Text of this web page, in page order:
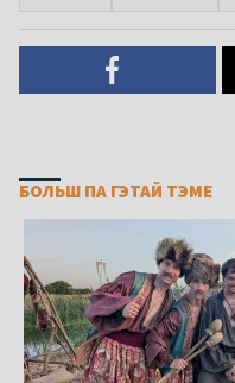
БОЛЬШ ПА ГЭТАЙ ТЭМЕ